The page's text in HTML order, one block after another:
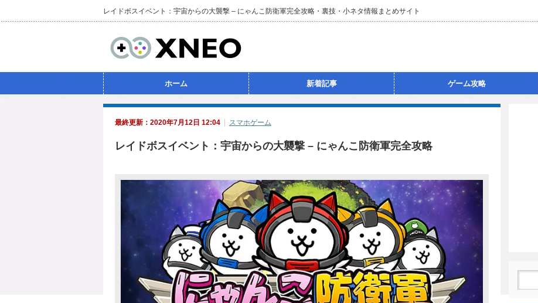
レイドボスイベント：宇宙からの大襲撃 – にゃんこ防衛軍完全攻略・裏技・小ネタ情報まとめサイト
ホーム 新着記事 ゲーム攻略
最終更新：2020年7月12日 12:04 スマホゲーム
レイドボスイベント：宇宙からの大襲撃 – にゃんこ防衛軍完全攻略